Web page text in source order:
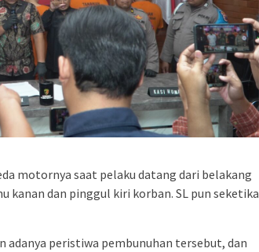
motornya saat pelaku datang dari belakang
kanan dan pinggul kiri korban. SL pun seketika
adanya peristiwa pembunuhan tersebut, dan